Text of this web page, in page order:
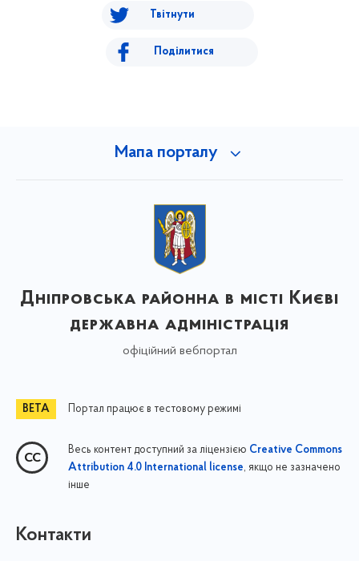
Твітнути
Поділитися
Мапа порталу
Дніпровська районна в місті Києві
державна адміністрація
офіційний вебпортал
Портал працює в тестовому режимі
Весь контент доступний за ліцензією Creative Commons
Attribution 4.0 International license, якщо не зазначено
інше
Контакти